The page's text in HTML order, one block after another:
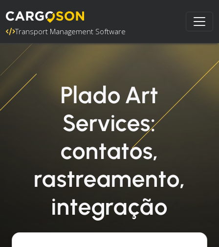
Transport Management Software
Plado Art
Services:
contatos,
rastreamento,
integração